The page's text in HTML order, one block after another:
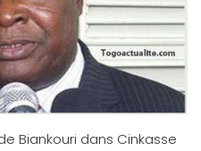
Biankouri dans Cinkasse